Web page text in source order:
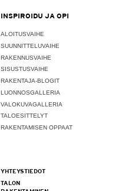
INSPIROIDU JA OPI
ALOITUSVAIHE
SUUNNITTELUVAIHE
RAKENNUSVAIHE
SISUSTUSVAIHE
RAKENTAJA-BLOGIT
LUONNOSGALLERIA
VALOKUVAGALLERIA
TALOESITTELYT
RAKENTAMISEN OPPAAT
YHTEYSTIEDOT
TALON